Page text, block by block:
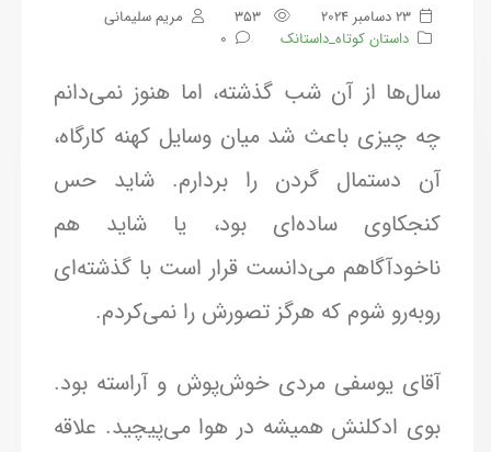
23 دسامبر 2024
مریم سلیمانی
داستان کوتاه_داستانک
0
سال‌ها از آن شب گذشته، اما هنوز نمی‌دانم
چه چیزی باعث شد میان وسایل کهنه کارگاه،
آن دستمال گردن را بردارم. شاید حس
کنجکاوی ساده‌ای بود، یا شاید هم
ناخودآگاهم می‌دانست قرار است با گذشته‌ای
روبه‌رو شوم که هرگز تصورش را نمی‌کردم.
آقای یوسفی مردی خوش‌پوش و آراسته بود.
بوی ادکلنش همیشه در هوا می‌پیچید. علاقه